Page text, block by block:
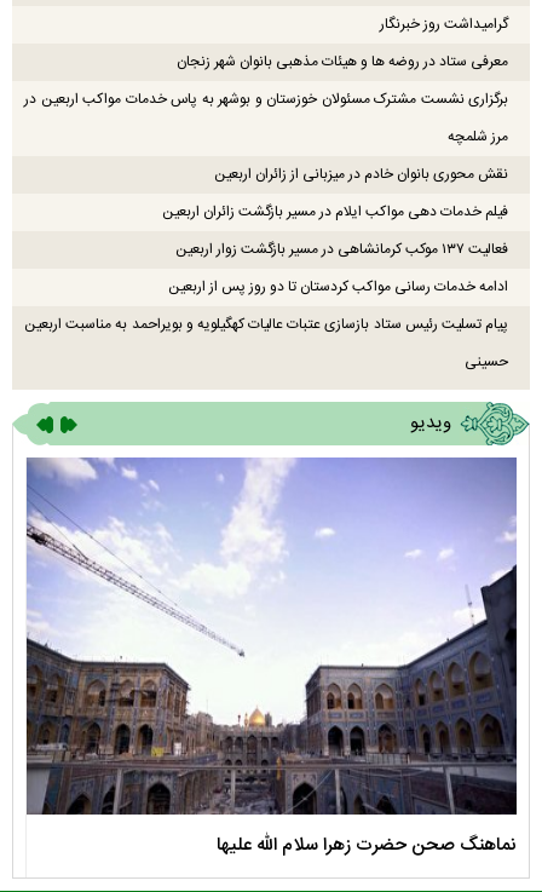
گرامیداشت روز خبرنگار
معرفی ستاد در روضه ها و هیئات مذهبی بانوان شهر زنجان
برگزاری نشست مشترک مسئولان خوزستان و بوشهر به پاس خدمات مواکب اربعین در
مرز شلمچه
نقش محوری بانوان خادم در میزبانی از زائران اربعین
فیلم خدمات دهی مواکب ایلام در مسیر بازگشت زائران اربعین
فعالیت ۱۳۷ موکب کرمانشاهی در مسیر بازگشت زوار اربعین
ادامه خدمات رسانی مواکب کردستان تا دو روز پس از اربعین
پیام تسلیت رئیس ستاد بازسازی عتبات عالیات کهگیلویه و بویراحمد به مناسبت اربعین
حسینی
ویدیو
نماهنگ صحن حضرت زهرا سلام الله علیها